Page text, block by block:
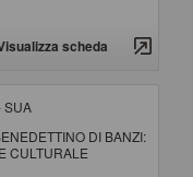
scheda
SUA
DI BANZI:
CULTURALE